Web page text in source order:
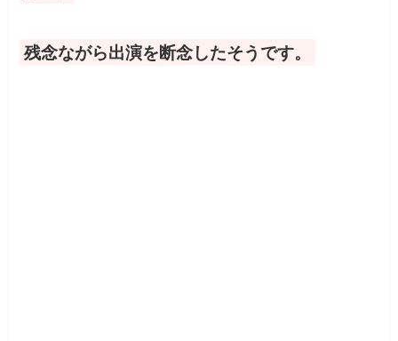
残念ながら出演を断念したそうです。